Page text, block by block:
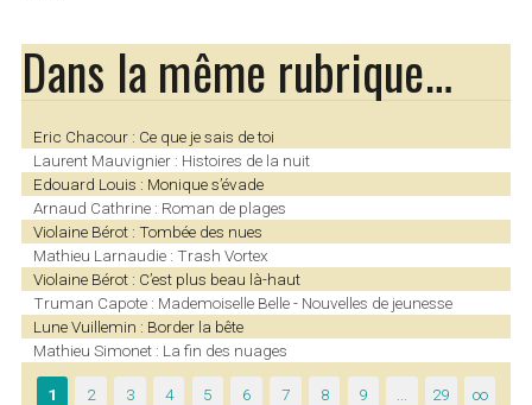
Dans la même rubrique…
Eric Chacour : Ce que je sais de toi
Laurent Mauvignier : Histoires de la nuit
Edouard Louis : Monique s’évade
Arnaud Cathrine : Roman de plages
Violaine Bérot : Tombée des nues
Mathieu Larnaudie : Trash Vortex
Violaine Bérot : C’est plus beau là-haut
Truman Capote : Mademoiselle Belle - Nouvelles de jeunesse
Lune Vuillemin : Border la bête
Mathieu Simonet : La fin des nuages
1 2 3 4 5 6 7 8 9 29 ∞